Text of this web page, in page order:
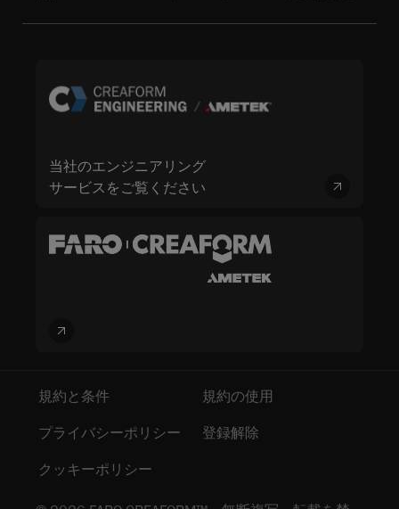
当社のエンジニアリング
サービスをご覧ください
規約と条件 規約の使用
プライバシーポリシー 登録解除
クッキーポリシー